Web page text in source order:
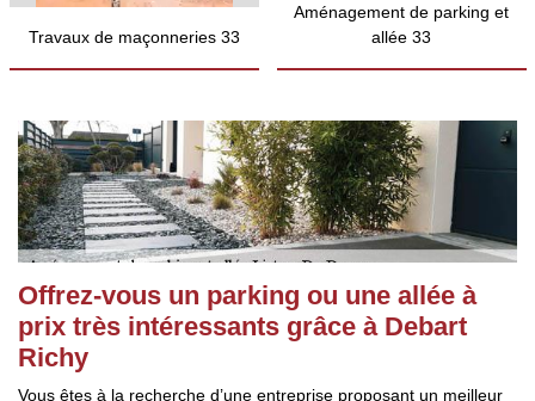
Travaux de maçonneries 33
Aménagement de parking et
allée 33
Offrez-vous un parking ou une allée à
prix très intéressants grâce à Debart
Richy
Vous êtes à la recherche d’une entreprise proposant un meilleur